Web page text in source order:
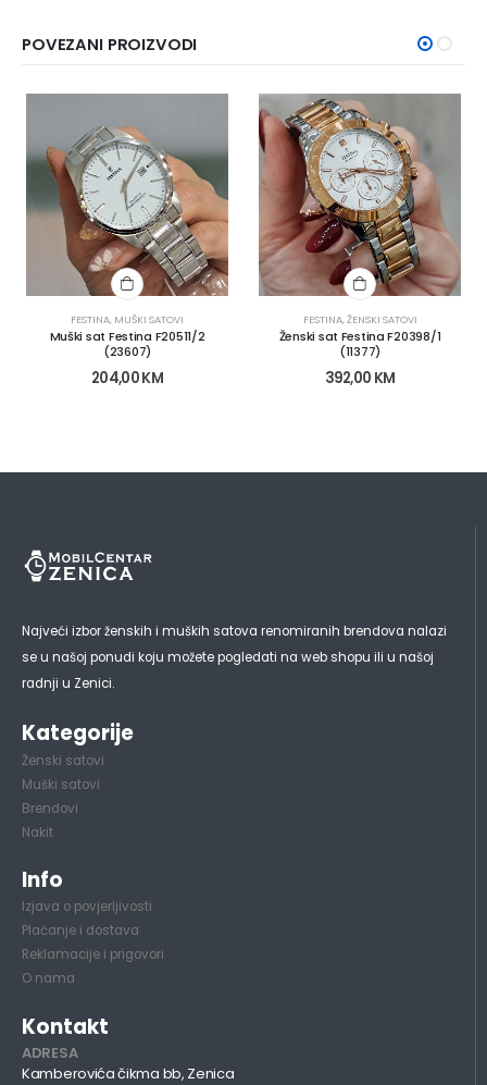
POVEZANI PROIZVODI
FESTINA, MUŠKI SATOVI
Muški sat Festina F20511/2
(23607)
204,00KM
FESTINA,ŽENSKI SATOVI
Ženski sat Festina F20398/1
(11377)
392,00 KM
Najveći izbor ženskih i muških satova renomiranih brendova nalazi
se u našoj ponudi koju možete pogledati na web shopu ili u našoj
radnji u Zenici.
Kategorije
Ženski satovi
Muški satovi
Brendovi
Nakit
Info
Izjava o povjerljivosti
Plaćanje i dostava
Reklamacije i prigovori
O nama
Kontakt
ADRESA
Kamberovića čikma bb, Zenica